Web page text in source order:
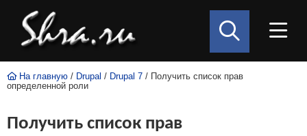
На главную / Drupal / Drupal 7 / Получить список прав
определенной роли
Получить список прав